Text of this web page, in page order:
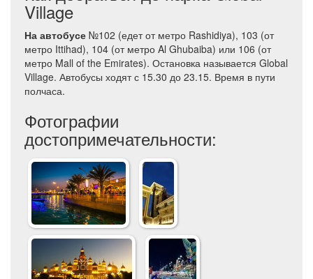
Village
На автобусе №102 (едет от метро Rashidiya), 103 (от
метро Ittihad), 104 (от метро Al Ghubaiba) или 106 (от
метро Mall of the Emirates). Остановка называется Global
Village. Автобусы ходят с 15.30 до 23.15. Время в пути
полчаса.
Фотографии
достопримечательности: